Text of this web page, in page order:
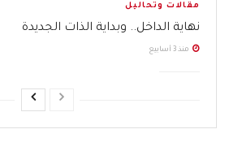
مقالات وتحاليل
نهاية الداخل.. وبداية الذات الجديدة
منذ 3 أسابيع